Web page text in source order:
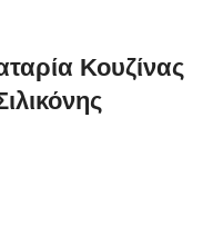
Κουζίνας